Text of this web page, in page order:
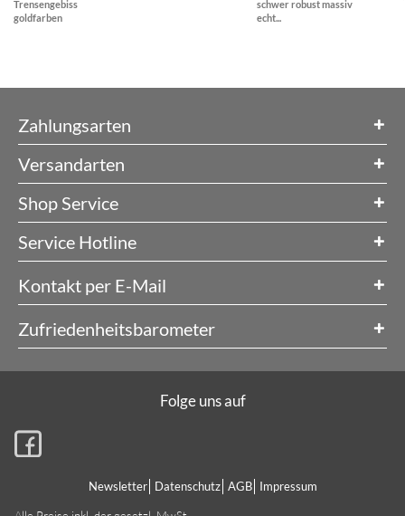
Trensengebiss
goldfarben
schwer robust massiv
echt...
Zahlungsarten
Versandarten
Shop Service
Service Hotline
Kontakt per E-Mail
Zufriedenheitsbarometer
Newsletter Datenschutz AGB Impressum
Folge uns auf